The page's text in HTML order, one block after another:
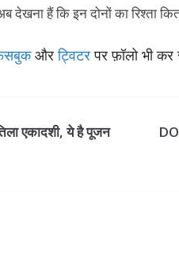
देखना हैं कि इन दोनों का रिश्ता
औरट्विटरपर फ़ॉलो भी
एकादशी, ये है पूजन